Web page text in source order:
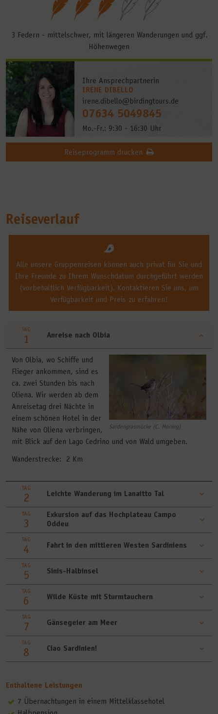
3 Federn - mittelschwer, mit längeren Wanderungen und ggf.
Höhenwegen
Ihre Ansprechpartnerin
IRENE DIBELLO
irene.dibello@birdingtours.de
07634 5049845
Mo.-Fr.: 9:30 - 16:30 Uhr
Reiseprogramm drucken
Reiseverlauf
Alle unsere Gruppenreisen können auch privat für Sie und
Ihre Freunde zu Ihrem Wunschdatum durchgeführt werden
(vorbehaltlich Verfügbarkeit). Kontaktieren Sie uns, um
Verfügbarkeit und Preis zu erfahren!
TAG
1 Anreise nach Olbia
Sardengrasmücke (C. Moning)
Von Olbia, wo Schiffe und
Flieger ankommen, sind es
ca. zwei Stunden bis nach
Oliena. Wir werden ab dem
Anreisetag drei Nächte in
einem schönen Hotel in der
Nähe von Oliena verbringen,
mit Blick auf den Lago Cedrino und von Wald umgeben.
Wanderstrecke: 2 Km
TAG
2 Leichte Wanderung im Lanaitto Tal
TAG
3
Exkursion auf das Hochplateau Campo
Oddeu
TAG
4 Fahrt in den mittleren Westen Sardiniens
TAG
5 Sinis-Halbinsel
TAG
6 Wilde Küste mit Sturmtauchern
TAG
7 Gänsegeier am Meer
TAG
8 Ciao Sardinien!
Enthaltene Leistungen
7 Übernachtungen in einem Mittelklassehotel